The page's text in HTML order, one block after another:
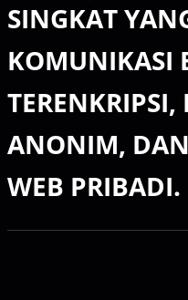
SINGKAT
KOMUNIKASI
ANONIM,
WEB PRIBADI.